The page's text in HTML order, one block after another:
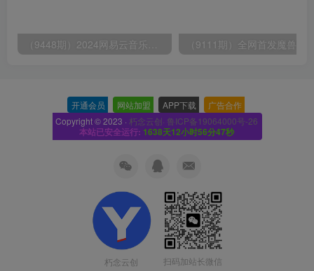
开通会员 网站加盟 APP下载 广告合作
Copyright © 2023 · 朽念云创· 鲁ICP备19064000号-26
本站已安全运行: 1638天12小时56分48秒
朽念云创 扫码加站长微信